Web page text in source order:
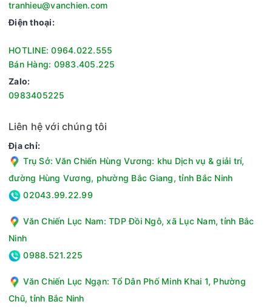
tranhieu@vanchien.com
Điện thoại:
HOTLINE: 0964.022.555
Bán Hàng: 0983.405.225
Zalo:
0983405225
Liên hệ với chúng tôi
Địa chỉ:
Trụ Sở: Văn Chiến Hùng Vương: khu Dịch vụ & giải trí,
đường Hùng Vương, phường Bắc Giang, tỉnh Bắc Ninh
02043.99.22.99
Văn Chiến Lục Nam: TDP Đồi Ngô, xã Lục Nam, tỉnh Bắc
Ninh
0988.521.225
Văn Chiến Lục Ngạn: Tổ Dân Phố Minh Khai 1, Phường
Chũ, tỉnh Bắc Ninh